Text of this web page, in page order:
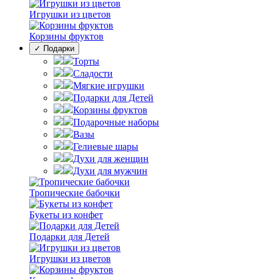
Игрушки из цветов
Корзины фруктов
✓ Подарки
Торты
Сладости
Мягкие игрушки
Подарки для Детей
Корзины фруктов
Подарочные наборы
Вазы
Гелиевые шары
Духи для женщин
Духи для мужчин
Тропические бабочки
Букеты из конфет
Подарки для Детей
Игрушки из цветов